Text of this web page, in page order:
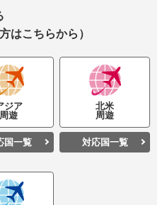
はこちらから）
ジア
周遊
国一覧
北米
周遊
対応国一覧